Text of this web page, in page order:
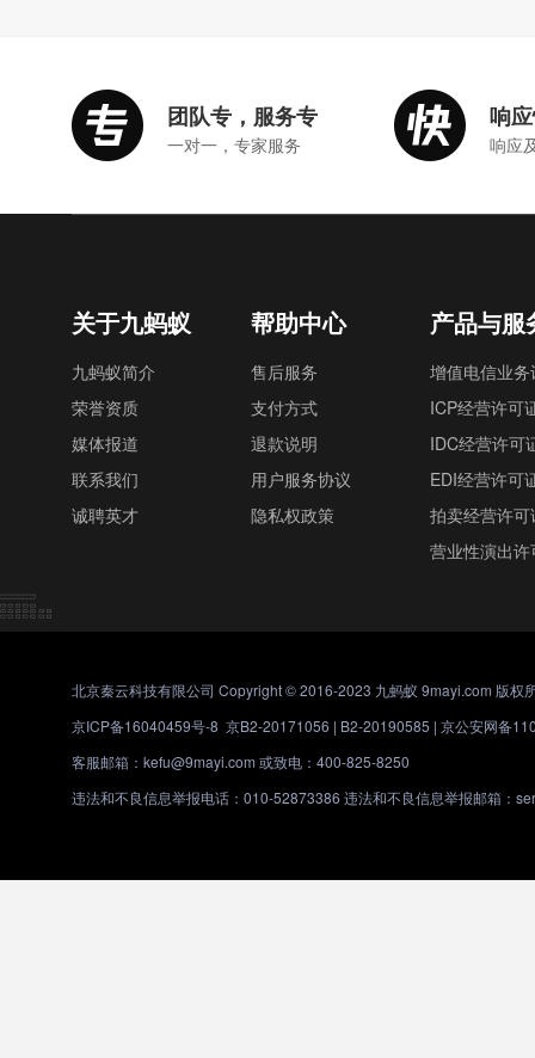
团队专，服务专
一对一，专家服务
响
响应
关于九蚂蚁
九蚂蚁简介
荣誉资质
媒体报道
联系我们
诚聘英才
帮助中心
售后服务
支付方式
退款说明
用户服务协议
隐私权政策
产品与服
增值电信业
ICP经营许可
IDC经营许可
EDI经营许可
拍卖经营许可
营业性演出许
北京秦云科技有限公司 Copyright © 2016-2023 九蚂蚁 9mayi.com 版权
京ICP备16040459号-8 京B2-20171056 | B2-20190585 | 京公安网备
客服邮箱：kefu@9mayi.com 或致电：400-825-8250
违法和不良信息举报电话：010-52873386 违法和不良信息举报邮箱：